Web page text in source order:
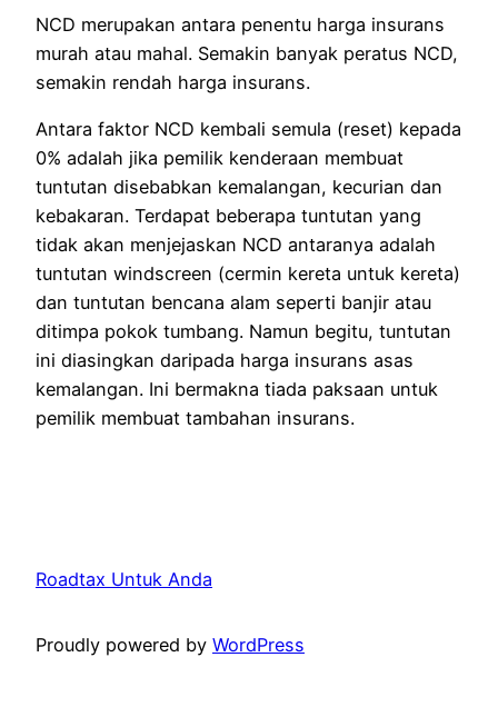
NCD merupakan antara penentu harga insurans
murah atau mahal. Semakin banyak peratus NCD,
semakin rendah harga insurans.
Antara faktor NCD kembali semula (reset) kepada
0% adalah jika pemilik kenderaan membuat
tuntutan disebabkan kemalangan, kecurian dan
kebakaran. Terdapat beberapa tuntutan yang
tidak akan menjejaskan NCD antaranya adalah
tuntutan windscreen (cermin kereta untuk kereta)
dan tuntutan bencana alam seperti banjir atau
ditimpa pokok tumbang. Namun begitu, tuntutan
ini diasingkan daripada harga insurans asas
kemalangan. Ini bermakna tiada paksaan untuk
pemilik membuat tambahan insurans.
Roadtax Untuk Anda
Proudly powered by WordPress